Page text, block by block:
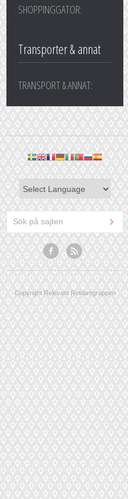
SHOPPINGGATOR:
Transporter & annat
TRANSPORT & ANNAT:
Copyright Relevant Reklamgruppen